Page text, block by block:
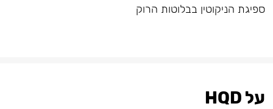
ספיגת הניקוטין בבלוטות הרוק
על HQD